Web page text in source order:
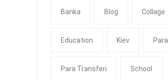
Banka Blog Collage
Education Kiev Para
Para Transferi School